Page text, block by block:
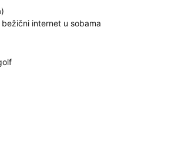
bežični internet u sobama